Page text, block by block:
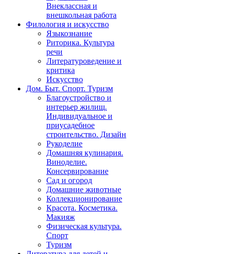
Внеклассная и
внешкольная работа
Филология и искусство
Языкознание
Риторика. Культура
речи
Литературоведение и
критика
Искусство
Дом. Быт. Спорт. Туризм
Благоустройство и
интерьер жилищ.
Индивидуальное и
приусадебное
строительство. Дизайн
Рукоделие
Домашняя кулинария.
Виноделие.
Консервирование
Сад и огород
Домашние животные
Коллекционирование
Красота. Косметика.
Макияж
Физическая культура.
Спорт
Туризм